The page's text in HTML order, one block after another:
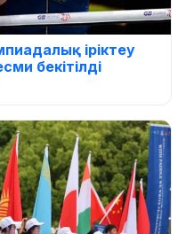
іріктеу
бекітілді